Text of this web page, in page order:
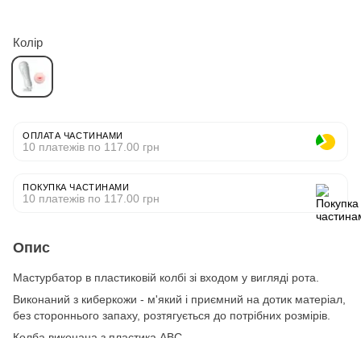
Колір
ОПЛАТА ЧАСТИНАМИ
10 платежів по 117.00 грн
ПОКУПКА ЧАСТИНАМИ
10 платежів по 117.00 грн
Опис
Мастурбатор в пластиковій колбі зі входом у вигляді рота.
Виконаний з киберкожи - м'який і приємний на дотик матеріал,
без стороннього запаху, розтягується до потрібних розмірів.